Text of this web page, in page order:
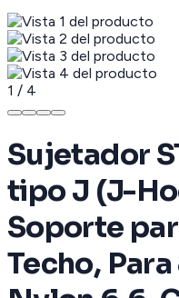
1 / 4
Sujetador
tipo J (J-
Soporte
Techo,